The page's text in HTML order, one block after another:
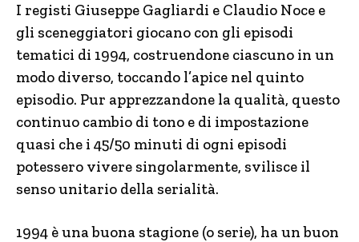
I registi Giuseppe Gagliardi e Claudio Noce e
gli sceneggiatori giocano con gli episodi
tematici di 1994, costruendone ciascuno in un
modo diverso, toccando l’apice nel quinto
episodio. Pur apprezzandone la qualità, questo
continuo cambio di tono e di impostazione
quasi che i 45/50 minuti di ogni episodi
potessero vivere singolarmente, svilisce il
senso unitario della serialità.
1994 è una buona stagione (o serie), ha un buon